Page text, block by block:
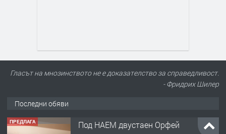
Гласът на мнозинството не е доказателство за справедливост.
- Фридрих Шилер
Последни обяви
ПРЕДЛАГА Под НАЕМ двустаен Орфей